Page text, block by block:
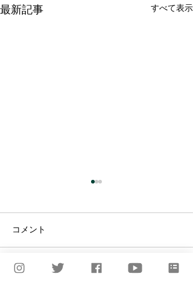
最新記事 すべて表示
コメント